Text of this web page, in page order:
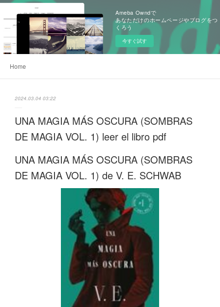
Ameba Owndで
あなただけのホームページやブログをつ
くろう
今すぐ試す
Home
2024.03.04 03:22
UNA MAGIA MÁS OSCURA (SOMBRAS
DE MAGIA VOL. 1) leer el libro pdf
UNA MAGIA MÁS OSCURA (SOMBRAS
DE MAGIA VOL. 1) de V. E. SCHWAB